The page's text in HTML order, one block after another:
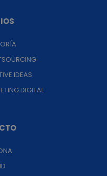
IDEAS
DIGITAL